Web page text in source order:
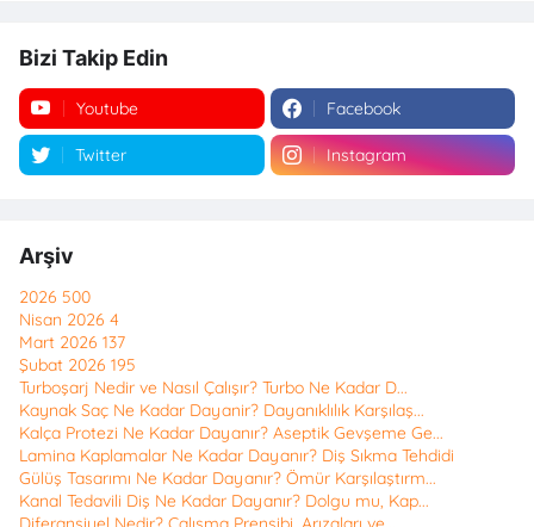
Bizi Takip Edin
Youtube Facebook
Twitter Instagram
Arşiv
2026 500
Nisan 2026 4
Mart 2026 137
Şubat 2026 195
Turboşarj Nedir ve Nasıl Çalışır? Turbo Ne Kadar D...
Kaynak Saç Ne Kadar Dayanir? Dayanıklılık Karşılaş...
Kalça Protezi Ne Kadar Dayanır? Aseptik Gevşeme Ge...
Lamina Kaplamalar Ne Kadar Dayanır? Diş Sıkma Tehdidi
Gülüş Tasarımı Ne Kadar Dayanır? Ömür Karşılaştırm...
Kanal Tedavili Diş Ne Kadar Dayanır? Dolgu mu, Kap...